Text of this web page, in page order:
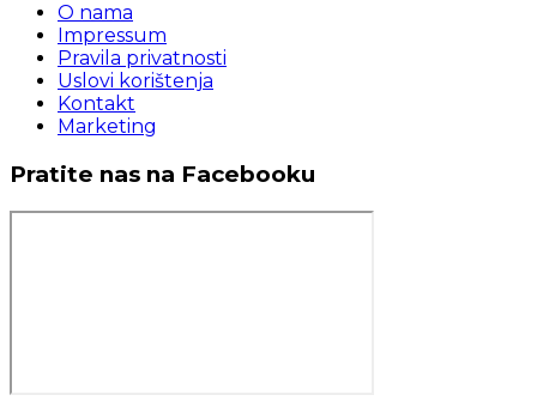
O nama
Impressum
Pravila privatnosti
Uslovi korištenja
Kontakt
Marketing
Pratite nas na Facebooku